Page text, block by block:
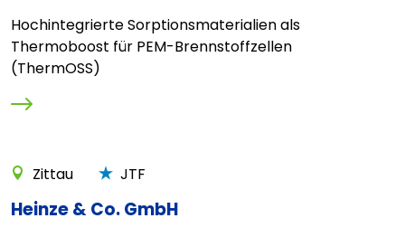
Hochintegrierte Sorptionsmaterialien als
Thermoboost für PEM-Brennstoffzellen
(ThermOSS)
Zittau JTF
Heinze & Co. GmbH